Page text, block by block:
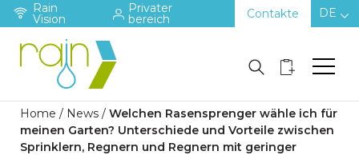
Rain
Vision
Privater
bereich Contakte DE
Home / News / Welchen Rasensprenger wähle ich für
meinen Garten? Unterschiede und Vorteile zwischen
Sprinklern, Regnern und Regnern mit geringer